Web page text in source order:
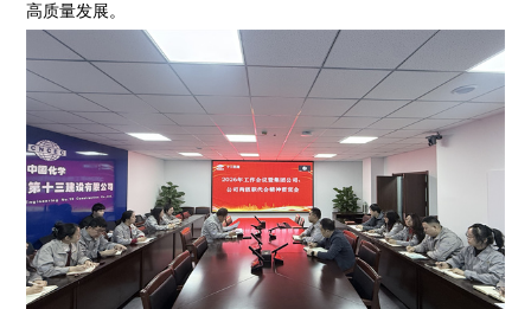
高质量发展。